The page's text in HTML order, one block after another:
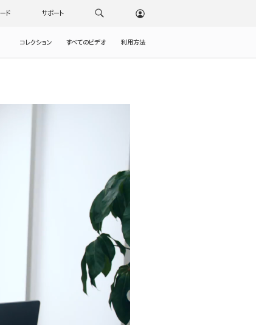
ド サポート
コレクション すべてのビデオ 利用方法